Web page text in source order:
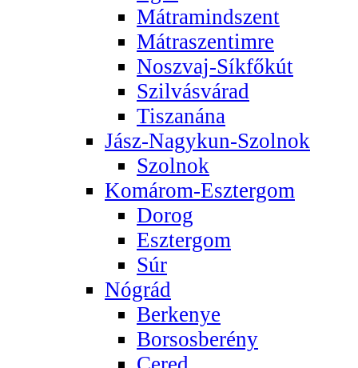
Mátramindszent
Mátraszentimre
Noszvaj-Síkfőkút
Szilvásvárad
Tiszanána
Jász-Nagykun-Szolnok
Szolnok
Komárom-Esztergom
Dorog
Esztergom
Súr
Nógrád
Berkenye
Borsosberény